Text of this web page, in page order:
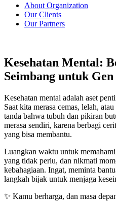
About Organization
Our Clients
Our Partners
Kesehatan Mental:
Seimbang untuk
Kesehatan mental adalah aset
Saat kita merasa cemas, lelah,
tanda bahwa tubuh dan pikiran
merasa sendiri, karena berbagi
yang bisa membantu.
Luangkan waktu untuk
yang tidak perlu, dan nikmati
kebahagiaan. Ingat, meminta
langkah bijak untuk menjaga
✨ Kamu berharga, dan masa